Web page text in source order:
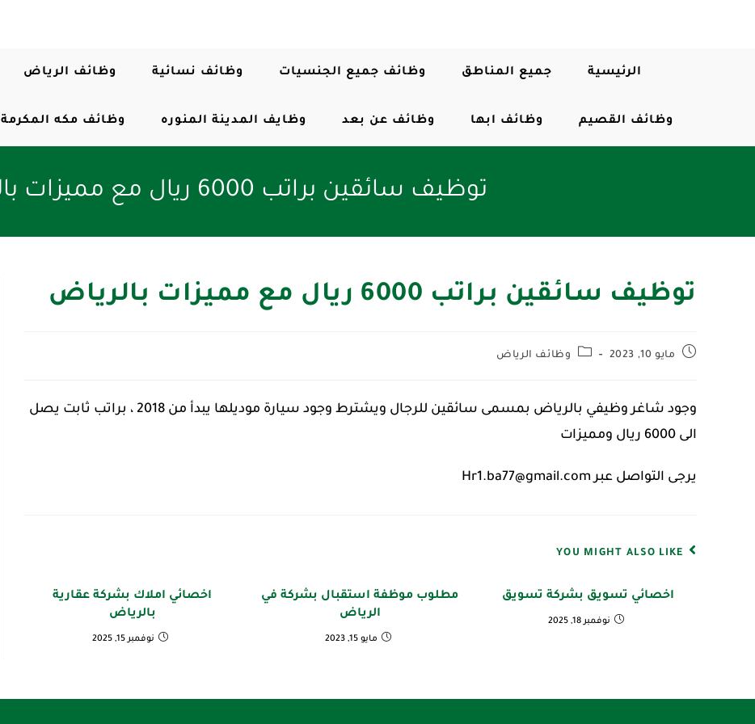
الرئيسية جميع المناطق وظائف جميع الجنسيات وظائف نسائية وظائف الرياض
وظائف القصيم وظائف ابها وظائف عن بعد وظايف المدينة المنوره وظائف مكه المكرمة
توظيف سائقين براتب 6000 ريال مع مميزات بالرياض
توظيف سائقين براتب 6000 ريال مع مميزات بالرياض
مايو 10, 2023 وظائف الرياض
وجود شاغر وظيفي بالرياض بمسمى سائقين للرجال ويشترط وجود سيارة موديلها يبدأ من 2018 ، براتب ثابت يصل
الى 6000 ريال ومميزات
يرجى التواصل عبر Hr1.ba77@gmail.com
YOU MIGHT ALSO LIKE
اخصائي املاك بشركة عقارية
بالرياض
نوفمبر 15, 2025
مطلوب موظفة استقبال بشركة في
الرياض
مايو 15, 2023
اخصائي تسويق بشركة تسويق
نوفمبر 18, 2025